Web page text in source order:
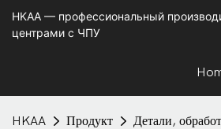
HKAA — профессиональный
центрами с ЧПУ
HKAA Продукт
Детали,